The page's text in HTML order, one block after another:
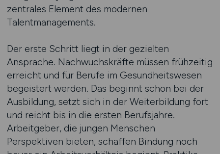
zentrales Element des modernen
Talentmanagements.
Der erste Schritt liegt in der gezielten
Ansprache. Nachwuchskräfte müssen frühzeitig
erreicht und für Berufe im Gesundheitswesen
begeistert werden. Das beginnt schon bei der
Ausbildung, setzt sich in der Weiterbildung fort
und reicht bis in die ersten Berufsjahre.
Arbeitgeber, die jungen Menschen
Perspektiven bieten, schaffen Bindung noch